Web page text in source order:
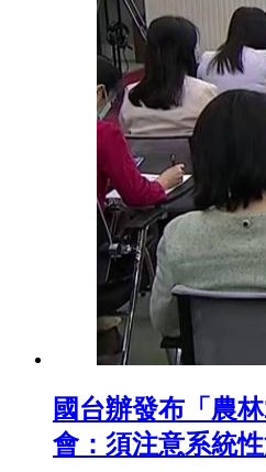
國台辦發布「農
會：須注意系統